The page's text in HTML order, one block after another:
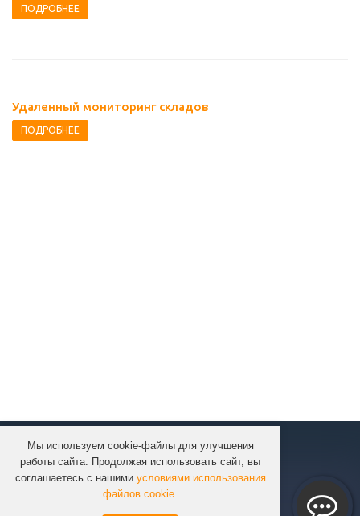
Мы используем cookie-файлы для улучшения
работы сайта. Продолжая использовать сайт, вы
соглашаетесь с нашими условиями использования
файлов cookie.
ПОДРОБНЕЕ
Удаленный мониторинг складов
ПОДРОБНЕЕ
КОМПАНИЯ
КАТАЛОГ
УСЛУГИ